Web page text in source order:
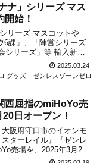
ナ」シリーズ マス
始！
リーズ マスコットや
6課」、「陣営シリーズ
シリーズ」等 輸入新作
あみで予約開始になりま
2025.03.24
グッズ
ゼンレスゾーンゼロ
西屈指のmiHoYo売
日オープン！
阪府守口市のイオンモ
ターレイル』『ゼンレ
売場を、2025年3月20
詳細は関連記事でお伝え